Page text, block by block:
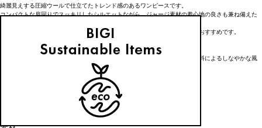
綺麗見えする圧縮ウールで仕立てたトレンド感のあるワンピースです。
コンパクトな肩回りでスッキリしたシルエットながら、ジャージ素材の着心地の良さも兼ね備えた
一枚での着こなしはもちろん、釦を開けてパンツとのレイヤードスタイルもおすすめです。
ウール圧縮に特殊な加工を施すことにより、布帛の様な適度なハリ感と高原料によるしなやかな風
合い、そして高級感のある光沢を共存させたウール圧縮ジャージ素材です。
レギュラーサイズ品番：B5561JOP005